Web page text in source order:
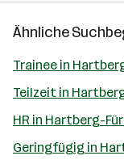
Ähnliche
Trainee in
Teilzeit in
HR in Hartberg-
Geringfügig in